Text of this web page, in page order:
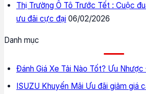
Thị Trường Ô Tô Trước Tết : Cuộc
ưu đãi cực đại 06/02/2026
Danh mục
Đánh Giá Xe Tải Nào Tốt? Ưu Nhược
ISUZU Khuyến Mãi Ưu đãi giảm giá